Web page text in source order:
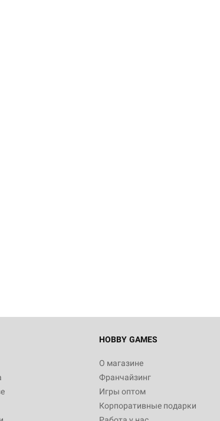
HOBBY GAMES
О магазине
Франчайзинг
Игры оптом
Корпоративные подарки